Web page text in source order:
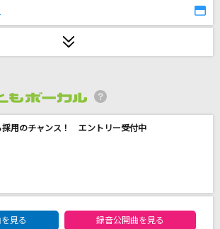
将暉)
くて2004
採用のチャンス！ エントリー受付中
ともボーカルエントリーランキング
見る
録音公開曲を見る